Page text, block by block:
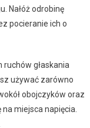
Nałóż odrobinę
pocieranie ich o
ruchów głaskania
używać zarówno
obojczyków oraz
miejsca napięcia.